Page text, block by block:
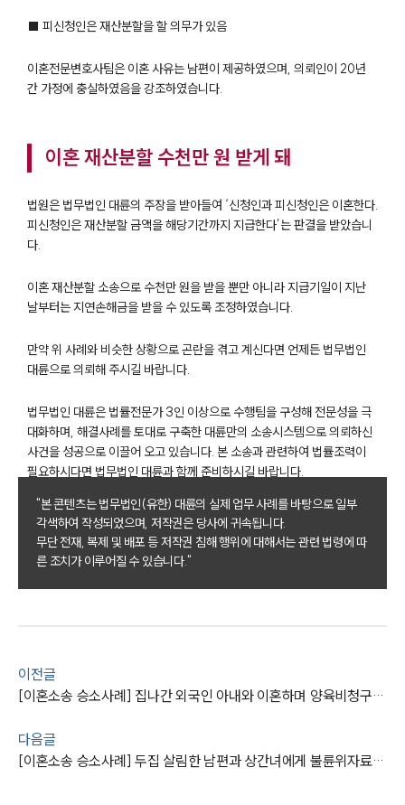
부소개
부소개
대륜의 강점
오시는 길
글로벌 파트너 로펌
고객의 소리
통합검색
AI대륜
이혼 주요 업무사례
사례분석/최신동향
이혼소송·상담후기
■ 피신청인은 재산분할을 할 의무가 있음
이혼전문변호사팀은 이혼 사유는 남편이 제공하였으며, 의뢰인이 20년
간 가정에 충실하였음을 강조하였습니다.
이혼 재산분할 수천만 원 받게 돼
법원은 법무법인 대륜의 주장을 받아들여 ‘신청인과 피신청인은 이혼한다.
피신청인은 재산분할 금액을 해당기간까지 지급한다’는 판결을 받았습니
다.
이혼 재산분할 소송으로 수천만 원을 받을 뿐만 아니라 지급기일이 지난
날부터는 지연손해금을 받을 수 있도록 조정하였습니다.
만약 위 사례와 비슷한 상황으로 곤란을 겪고 계신다면 언제든 법무법인
대륜으로 의뢰해 주시길 바랍니다.
법무법인 대륜은 법률전문가 3인 이상으로 수행팀을 구성해 전문성을 극
대화하며, 해결사례를 토대로 구축한 대륜만의 소송시스템으로 의뢰하신
사건을 성공으로 이끌어 오고 있습니다. 본 소송과 관련하여 법률조력이
필요하시다면 법무법인 대륜과 함께 준비하시길 바랍니다.
"본 콘텐츠는 법무법인(유한) 대륜의 실제 업무 사례를 바탕으로 일부
각색하여 작성되었으며, 저작권은 당사에 귀속됩니다.
무단 전재, 복제 및 배포 등 저작권 침해 행위에 대해서는 관련 법령에 따
른 조치가 이루어질 수 있습니다."
이전글
[이혼소송 승소사례] 집나간 외국인 아내와 이혼하며 양육비청구 성공
다음글
[이혼소송 승소사례] 두집 살림한 남편과 상간녀에게 불륜위자료 5,000만 원 받아냄